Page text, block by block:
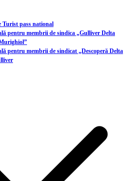
Turist pass national
pentru membrii de sindica „Gulliver Delta
pentru membrii de sindicat „Descoperă Delta